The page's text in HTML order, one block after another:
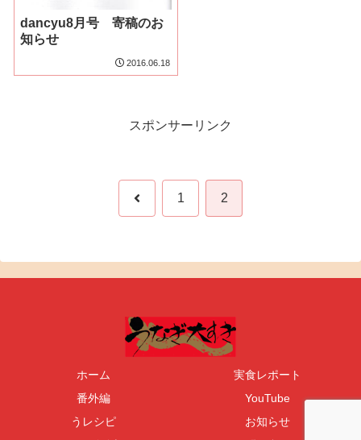
dancyu8月号 寄稿のお
知らせ
2016.06.18
スポンサーリンク
前 1 2
ホーム
実食レポート
番外編
YouTube
うレシピ
お知らせ